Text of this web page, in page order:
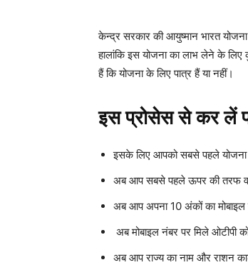
केन्द्र सरकार की आयुष्मान भारत
हालांकि इस योजना का लाभ लेने के
हैं कि योजना के लिए पात्र हैं या नहीं।
इस प्रोसेस से कर लें
इसके लिए आपको सबसे पहले योजना
अब आप सबसे पहले ऊपर की तरफ
अब आप अपना 10 अंकों का
अब मोबाइल नंबर पर मिले ओटीपी
अब आप राज्य का नाम और राशन